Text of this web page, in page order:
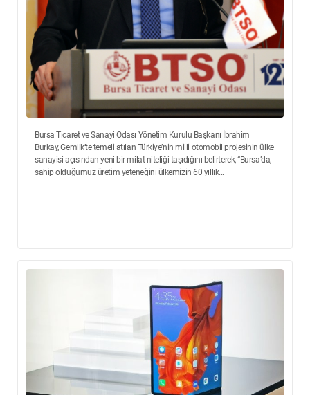
Bursa Ticaret ve Sanayi Odası Yönetim Kurulu Başkanı İbrahim
Burkay, Gemlik’te temeli atılan Türkiye’nin milli otomobil projesinin ülke
sanayisi açısından yeni bir milat niteliği taşıdığını belirterek, “Bursa’da,
sahip olduğumuz üretim yeteneğini ülkemizin 60 yıllık...